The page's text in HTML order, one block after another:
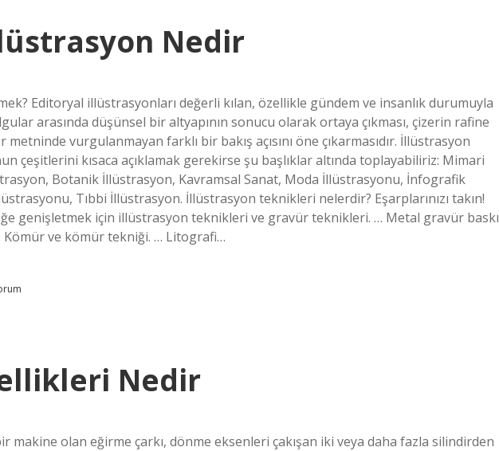
Nedir
Editoryal illüstrasyonları değerli kılan, özellikle gündem ve insanlık durumuyla
arasında düşünsel bir altyapının sonucu olarak ortaya çıkması, çizerin rafine
vurgulanmayan farklı bir bakış açısını öne çıkarmasıdır. İllüstrasyon
çeşitlerini kısaca açıklamak gerekirse şu başlıklar altında toplayabiliriz: Mimari
Botanik İllüstrasyon, Kavramsal Sanat, Moda İllüstrasyonu, İnfografik
Tıbbi İllüstrasyon. İllüstrasyon teknikleri nelerdir? Eşarplarınızı takın!
genişletmek için illüstrasyon teknikleri ve gravür teknikleri. … Metal gravür baskı
Kömür ve kömür tekniği. … Litografi…
Nedir
makine olan eğirme çarkı, dönme eksenleri çakışan iki veya daha fazla silindirden